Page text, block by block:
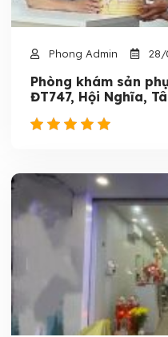
Phong Admin 28/
Phòng khám sản
ĐT747, Hội Nghĩa,